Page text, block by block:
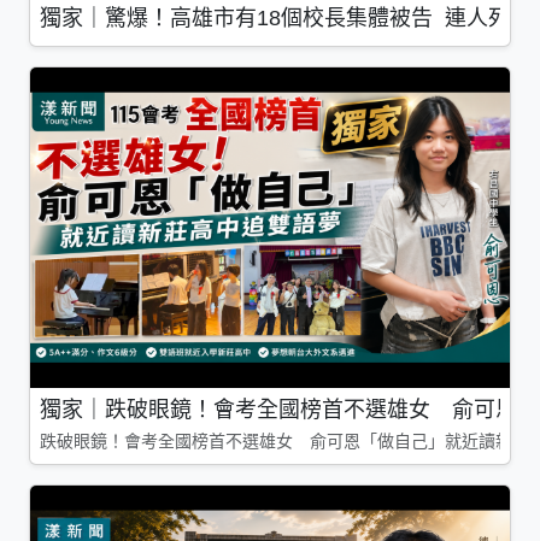
獨家｜驚爆！高雄市有18個校長集體被告 連人死了
獨家｜跌破眼鏡！會考全國榜首不選雄女 俞可恩
跌破眼鏡！會考全國榜首不選雄女 俞可恩「做自己」就近讀新莊